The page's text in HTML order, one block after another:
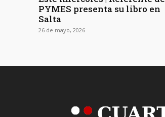
PYMES presenta su libro en
Salta
26 de mayo, 2026